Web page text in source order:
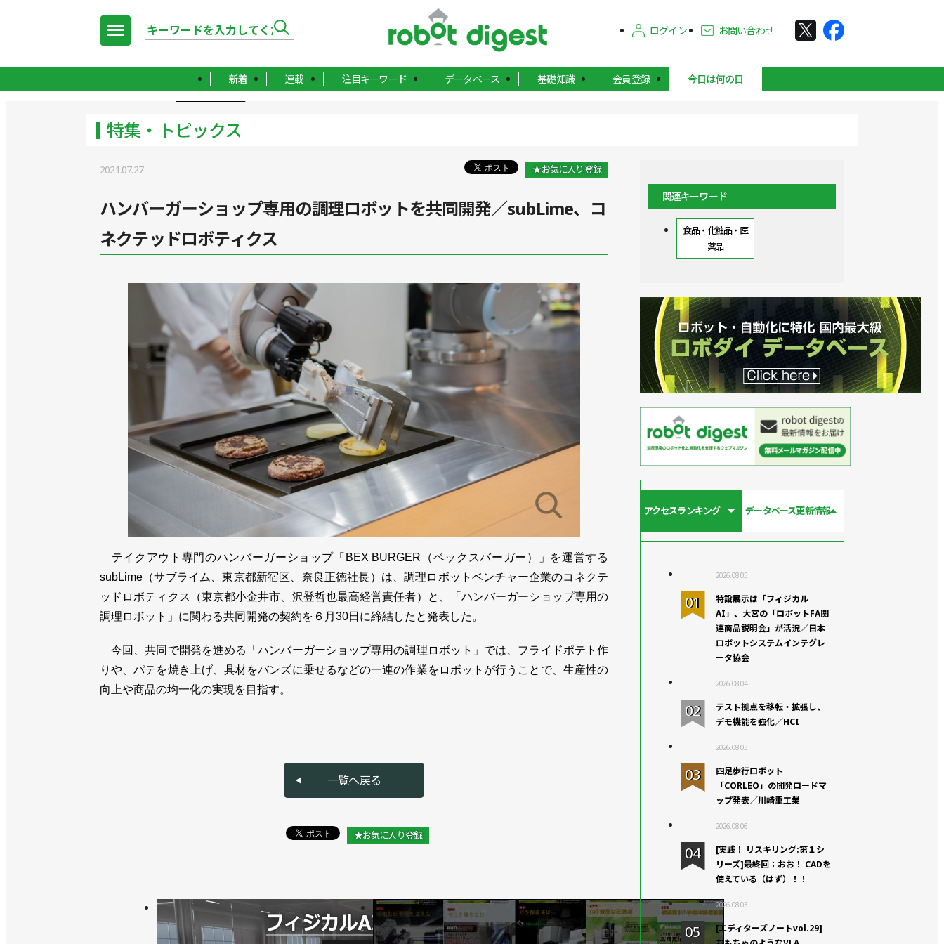
ログイン お問い合わせ
新着 連載 注目キーワード データベース 基礎知識 会員登録 今日は何の日
特集・トピックス
2021.07.27 ★お気に入り登録
ハンバーガーショップ専用の調理ロボットを共同開発／subLime、コ
ネクテッドロボティクス
テイクアウト専門のハンバーガーショップ「BEX BURGER（ベックスバーガー）」を運営する
subLime（サブライム、東京都新宿区、奈良正徳社長）は、調理ロボットベンチャー企業のコネクテ
ッドロボティクス（東京都小金井市、沢登哲也最高経営責任者）と、「ハンバーガーショップ専用の
調理ロボット」に関わる共同開発の契約を６月30日に締結したと発表した。
今回、共同で開発を進める「ハンバーガーショップ専用の調理ロボット」では、フライドポテト作
りや、パテを焼き上げ、具材をバンズに乗せるなどの一連の作業をロボットが行うことで、生産性の
向上や商品の均一化の実現を目指す。
一覧へ戻る
★お気に入り登録
関連キーワード
食品・化粧品・医
薬品
アクセスランキング データベース更新情報
2026.08.05
特設展示は「フィジカル
AI」、大宮の「ロボットFA関
連商品説明会」が活況／日本
ロボットシステムインテグレ
ータ協会
2026.08.04
テスト拠点を移転・拡張し、
デモ機能を強化／HCI
2026.08.03
四足歩行ロボット
「CORLEO」の開発ロードマ
ップ発表／川崎重工業
2026.08.06
[実践！ リスキリング:第１シ
リーズ]最終回：おお！ CADを
使えている（はず）！！
2026.08.03
[エディターズノートvol.29]